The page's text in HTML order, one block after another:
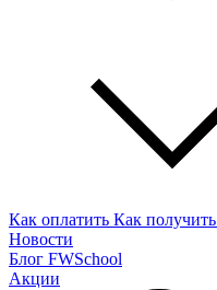
Как оплатить Как получить
Новости
Блог FWSchool
Акции